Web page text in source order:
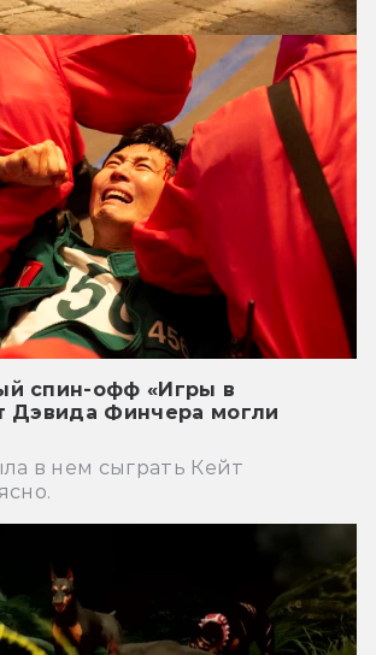
спин-офф «Игры в
Дэвида Финчера могли
в нем сыграть Кейт